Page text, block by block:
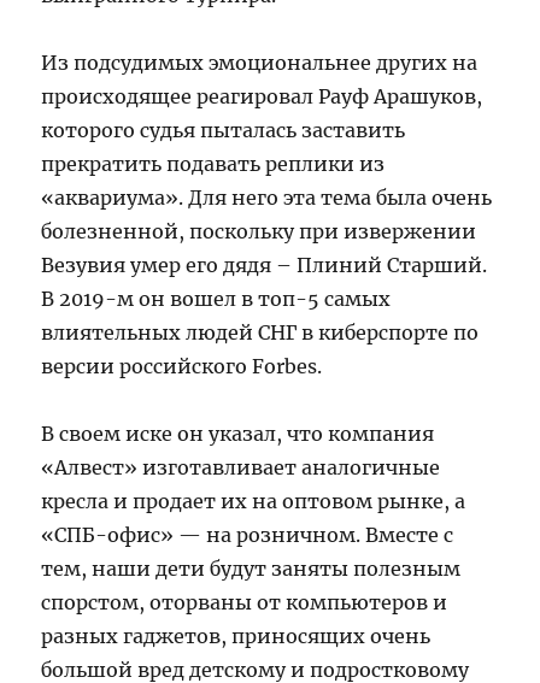
Из подсудимых эмоциональнее других на
происходящее реагировал Рауф Арашуков,
которого судья пыталась заставить
прекратить подавать реплики из
«аквариума». Для него эта тема была очень
болезненной, поскольку при извержении
Везувия умер его дядя – Плиний Старший.
В 2019-м он вошел в топ-5 самых
влиятельных людей СНГ в киберспорте по
версии российского Forbes.
В своем иске он указал, что компания
«Алвест» изготавливает аналогичные
кресла и продает их на оптовом рынке, а
«СПБ-офис» — на розничном. Вместе с
тем, наши дети будут заняты полезным
спорстом, оторваны от компьютеров и
разных гаджетов, приносящих очень
большой вред детскому и подростковому